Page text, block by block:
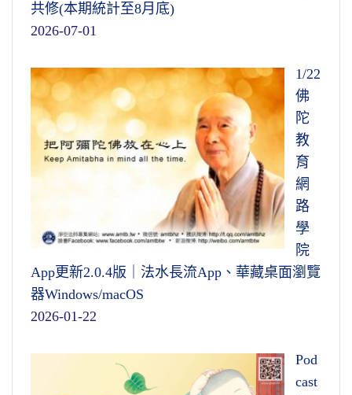
共修(本期統計至8月底)
2026-07-01
1/22
佛
陀
教
育
網
路
學
院
App更新2.0.4版｜法水長流App、華藏桌面瀏覽
器Windows/macOS
2026-01-22
Pod
cast